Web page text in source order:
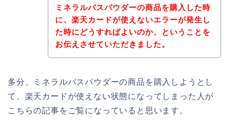
ミネラルバスパウダーの商品を購入した時
に、楽天カードが使えないエラーが発生し
た時にどうすればよいのか、ということを
お伝えさせていただきました。
多分、ミネラルバスパウダーの商品を購入しようとし
て、楽天カードが使えない状態になってしまった人が
こちらの記事をご覧になっていると思います。